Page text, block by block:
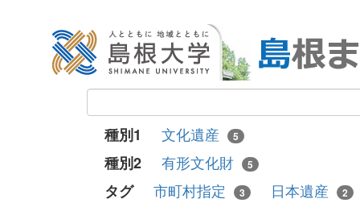
種別1 文化遺産 5
種別2 有形文化財 5
タグ 市町村指定 3 日本遺産 2